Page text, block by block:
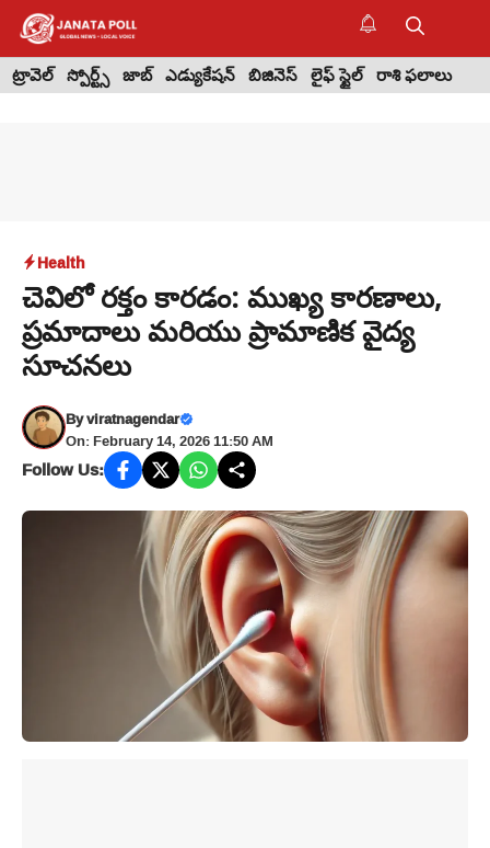
Skip
content
ట్రావెల్ స్పోర్ట్స్ జాబ్ ఎడ్యుకేషన్ బిజినెస్ లైఫ్ స్టైల్ రాశి ఫలాలు
Health
చెవిలో రక్తం కారడం: ముఖ్య కారణాలు,
ప్రమాదాలు మరియు ప్రామాణిక వైద్య
సూచనలు
Byviratnagendar
On: February 14, 2026 11:50 AM
Follow Us: